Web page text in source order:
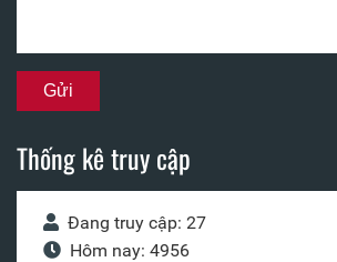
Thống kê truy cập
Đang truy cập: 27
Hôm nay: 4956